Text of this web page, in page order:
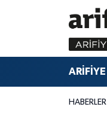
ARİFİYE
HABERLER
SAKARYA
GÜNDEM
GÜNDEM
EĞİTİM
Sakarya Hava
Sakarya
Sakarya Trafik